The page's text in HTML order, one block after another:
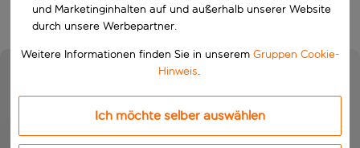
und Marketinginhalten auf und außerhalb unserer Website
durch unsere Werbepartner.
Weitere Informationen finden Sie in unserem Gruppen Cookie-
Hinweis.
Ich möchte selber auswählen